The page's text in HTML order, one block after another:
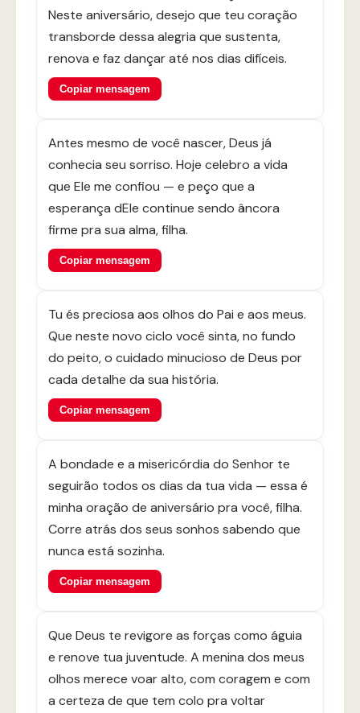
Neste aniversário, desejo que teu coração
transborde dessa alegria que sustenta,
renova e faz dançar até nos dias difíceis.
Copiar mensagem
Antes mesmo de você nascer, Deus já
conhecia seu sorriso. Hoje celebro a vida
que Ele me confiou — e peço que a
esperança dEle continue sendo âncora
firme pra sua alma, filha.
Copiar mensagem
Tu és preciosa aos olhos do Pai e aos meus.
Que neste novo ciclo você sinta, no fundo
do peito, o cuidado minucioso de Deus por
cada detalhe da sua história.
Copiar mensagem
A bondade e a misericórdia do Senhor te
seguirão todos os dias da tua vida — essa é
minha oração de aniversário pra você, filha.
Corre atrás dos seus sonhos sabendo que
nunca está sozinha.
Copiar mensagem
Que Deus te revigore as forças como águia
e renove tua juventude. A menina dos meus
olhos merece voar alto, com coragem e com
a certeza de que tem colo pra voltar